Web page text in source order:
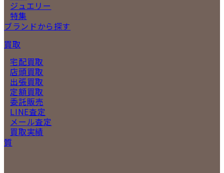
ジュエリー
特集
ブランドから探す
買取
宅配買取
店頭買取
出張買取
定額買取
委託販売
LINE査定
メール査定
買取実績
質